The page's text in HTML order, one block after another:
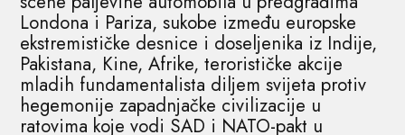
Londona i Pariza, sukobe između europske
ekstremističke desnice i doseljenika iz Indije,
Pakistana, Kine, Afrike, terorističke akcije
mladih fundamentalista diljem svijeta protiv
hegemonije zapadnjačke civilizacije u
ratovima koje vodi SAD i NATO-pakt u